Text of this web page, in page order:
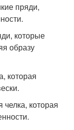
пряди,
которые
образу
которая
которая